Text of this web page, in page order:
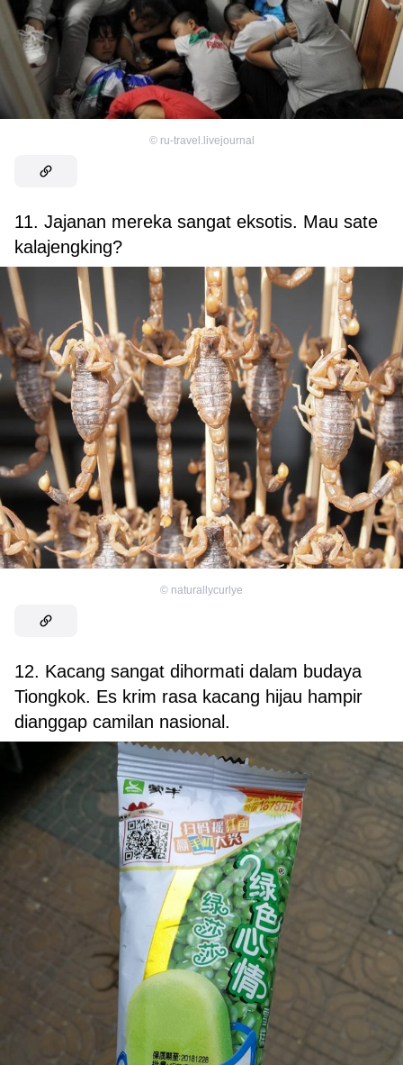
© ru-travel.livejournal
11. Jajanan mereka sangat eksotis. Mau sate
kalajengking?
© naturallycurlye
12. Kacang sangat dihormati dalam budaya
Tiongkok. Es krim rasa kacang hijau hampir
dianggap camilan nasional.